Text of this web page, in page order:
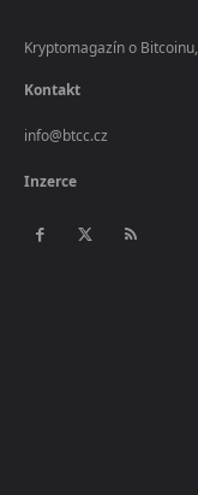
Kryptomagazín o
Kontakt
info@btcc.cz
Inzerce